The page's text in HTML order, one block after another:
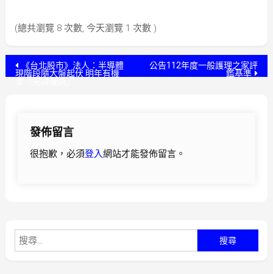
(總共瀏覽 8 次數, 今天瀏覽 1 次數 )
文 《台北股市》法人：半導體
現階段隨大盤起伏 明年有機
公告112年度一般護理之家評
鑑基準
發佈留言
很抱歉，必須登入網站才能發佈留言。
尋